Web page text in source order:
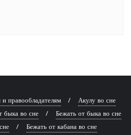
правообладателям
Акулу во сне
быка во сне
Бежать от быка во сне
Бежать от кабана во сне